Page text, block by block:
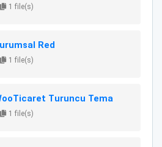
1 file(s)
Red
1 file(s)
Turuncu Tema
1 file(s)